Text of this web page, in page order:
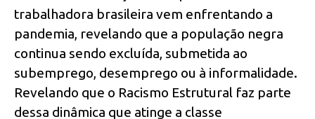
trabalhadora brasileira vem enfrentando a
pandemia, revelando que a população negra
continua sendo excluída, submetida ao
subemprego, desemprego ou à informalidade.
Revelando que o Racismo Estrutural faz parte
dessa dinâmica que atinge a classe